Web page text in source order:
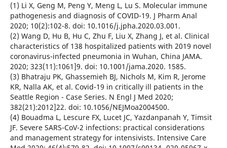
(1) Li X, Geng M, Peng Y, Meng L, Lu S. Molecular immune
pathogenesis and diagnosis of COVID-19. J Pharm Anal
2020; 10(2):102-8. doi: 10.1016/j.jpha.2020.03.001.
(2) Wang D, Hu B, Hu C, Zhu F, Liu X, Zhang J, et al. Clinical
characteristics of 138 hospitalized patients with 2019 novel
coronavirus-infected pneumonia in Wuhan, China JAMA.
2020; 323(11):1061]9. doi: 10.1001/jama.2020. 1585.
(3) Bhatraju PK, Ghassemieh BJ, Nichols M, Kim R, Jerome
KR, Nalla AK, et al. Covid-19 in critically ill patients in the
Seattle Region - Case Series. N Engl J Med 2020;
382(21):2012]22. doi: 10.1056/NEJMoa2004500.
(4) Bouadma L, Lescure FX, Lucet JC, Yazdanpanah Y, Timsit
JF. Severe SARS-CoV-2 infections: practical considerations
and management strategy for intensivists. Intensive Care